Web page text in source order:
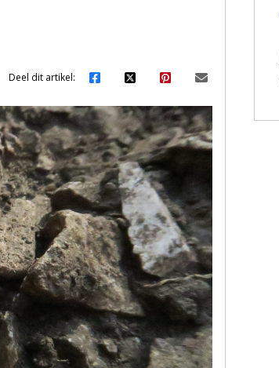
Deel dit artikel: